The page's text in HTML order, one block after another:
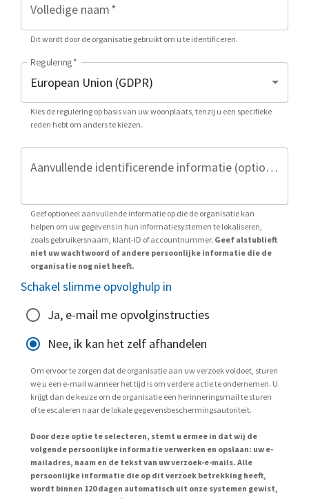
Volledige naam*
Dit wordt door de organisatie gebruikt om u te identificeren.
Regulering*
Kies de regulering op basis van uw woonplaats, tenzij u een specifieke
reden hebt om anders te kiezen.
Aanvullende identificerende informatie (optioneel)
Geef optioneel aanvullende informatie op die de organisatie kan
helpen om uw gegevens in hun informatiesystemen te lokaliseren,
zoals gebruikersnaam, klant-ID of accountnummer. Geef alstublieft
niet uw wachtwoord of andere persoonlijke informatie die de
organisatie nog niet heeft.
Schakel slimme opvolghulp in
Ja, e-mail me opvolginstructies
Nee, ik kan het zelf afhandelen
Om ervoor te zorgen dat de organisatie aan uw verzoek voldoet, sturen
we u een e-mail wanneer het tijd is om verdere actie te ondernemen. U
krijgt dan de keuze om de organisatie een herinneringsmail te sturen
of te escaleren naar de lokale gegevensbeschermingsautoriteit.
Door deze optie te selecteren, stemt u ermee in dat wij de
volgende persoonlijke informatie verwerken en opslaan: uw e-
mailadres, naam en de tekst van uw verzoek-e-mails. Alle
persoonlijke informatie die op dit verzoek betrekking heeft,
wordt binnen 120 dagen automatisch uit onze systemen gewist,